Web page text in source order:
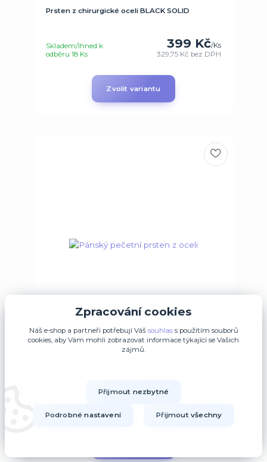
Prsten z chirurgické oceli BLACK SOLID
399 Kč/Ks
329,75 Kč bez DPH
Skladem/Ihned k
odběru 18 Ks
Zvolit variantu
329,75 Kč
bez DPH
odběru 18 Ks
Zpracování cookies
Náš e-shop a partneři potřebují Váš souhlass použitím souborů
cookies, aby Vám mohli zobrazovat informace týkající se Vašich
zájmů.
Přijmout nezbytné
Podrobné nastavení Přijmout všechny